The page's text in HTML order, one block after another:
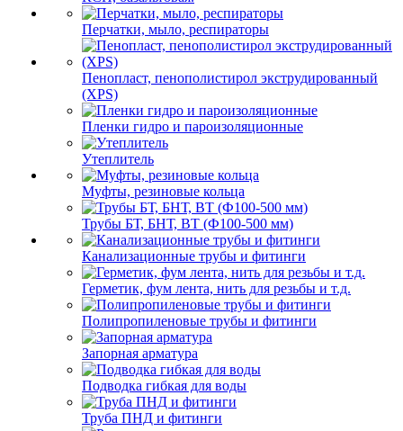
Перчатки, мыло, респираторы
Пенопласт, пенополистирол экструдированный
(XPS)
Пленки гидро и пароизоляционные
Утеплитель
Муфты, резиновые кольца
Трубы БТ, БНТ, ВТ (Ф100-500 мм)
Канализационные трубы и фитинги
Герметик, фум лента, нить для резьбы и т.д.
Полипропиленовые трубы и фитинги
Запорная арматура
Подводка гибкая для воды
Труба ПНД и фитинги